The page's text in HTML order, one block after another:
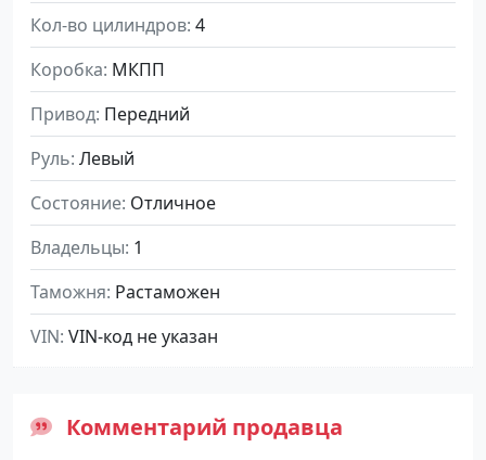
Кол-во цилиндров 4
Коробка МКПП
Привод Передний
Руль Левый
Состояние Отличное
Владельцы 1
Таможня Растаможен
VIN VIN-код не указан
Комментарий продавца